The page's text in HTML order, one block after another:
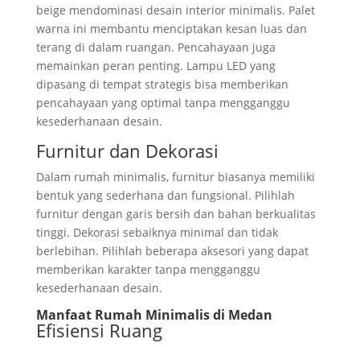
beige mendominasi desain interior minimalis. Palet
warna ini membantu menciptakan kesan luas dan
terang di dalam ruangan. Pencahayaan juga
memainkan peran penting. Lampu LED yang
dipasang di tempat strategis bisa memberikan
pencahayaan yang optimal tanpa mengganggu
kesederhanaan desain.
Furnitur dan Dekorasi
Dalam rumah minimalis, furnitur biasanya memiliki
bentuk yang sederhana dan fungsional. Pilihlah
furnitur dengan garis bersih dan bahan berkualitas
tinggi. Dekorasi sebaiknya minimal dan tidak
berlebihan. Pilihlah beberapa aksesori yang dapat
memberikan karakter tanpa mengganggu
kesederhanaan desain.
Manfaat Rumah Minimalis di Medan
Efisiensi Ruang